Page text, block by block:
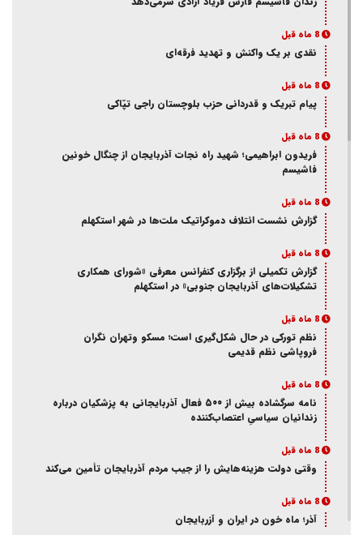
8 ماه قبل
نقدی بر یک واکنش و‌ تهدید فرقه‌ای
8 ماه قبل
پیام تبریک و قدردانی حزب بلوچستان راجی تپّاکی
8 ماه قبل
فریدون ابراهیمی؛ شهید راه نجات آذربایجان از چنگال خونین
فاشیسم
8 ماه قبل
گزارش نشست ائتلاف دموکراتیک ملت‌ها در شهر استکهلم
8 ماه قبل
گزارش تکمیلی از برگزاری کنفرانس معرفی «شورای همکاری
تشکیلات‌های آذربایجان جنوبی» در استکهلم
8 ماه قبل
نظم تورکی در حال شکل‌گیری است؛ مسکو وتهران نگران
فروپاشی نظم قدیمی
8 ماه قبل
نامه سرگشاده بیش از ۵۰۰ فعال آذربایجانی به پزشکیان درباره
زندانیان سیاسیِ اعتصاب‌کننده
8 ماه قبل
وقتی دولت هزینه‌هایش را از جیب مردم آذربایجان تأمین می‌کند
8 ماه قبل
آذر؛ ماه خون در ایران و آزربایجان